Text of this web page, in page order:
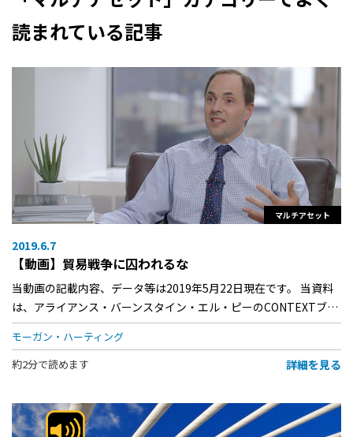
読まれている記事
マルチアセット
2019.6.7
【動画】貿易戦争に囚われるな
当動画の記載内容、データ等は2019年5月22日現在です。 当資料
は、アライアンス・バーンスタイン・エル・ピーのCONTEXTブ…
モーガン・ハーティング
約2分で読めます
詳細を見る